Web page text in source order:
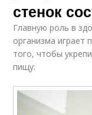
стенок
Главную роль в
организма играет
того, чтобы
пищу: